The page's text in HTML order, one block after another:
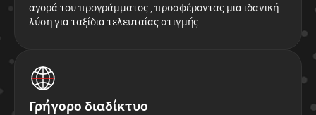
αγορά του προγράμματος , προσφέροντας μια ιδανική
λύση για ταξίδια τελευταίας στιγμής
Γρήγορο διαδίκτυο